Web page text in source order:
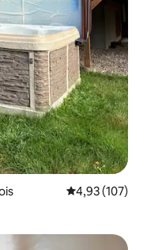
Note
4,93 (107)